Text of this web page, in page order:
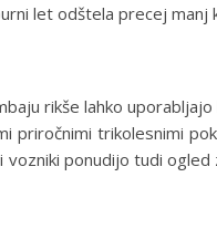
let odštela precej manj
rikše lahko
priročnimi trikolesnimi
ponudijo tudi